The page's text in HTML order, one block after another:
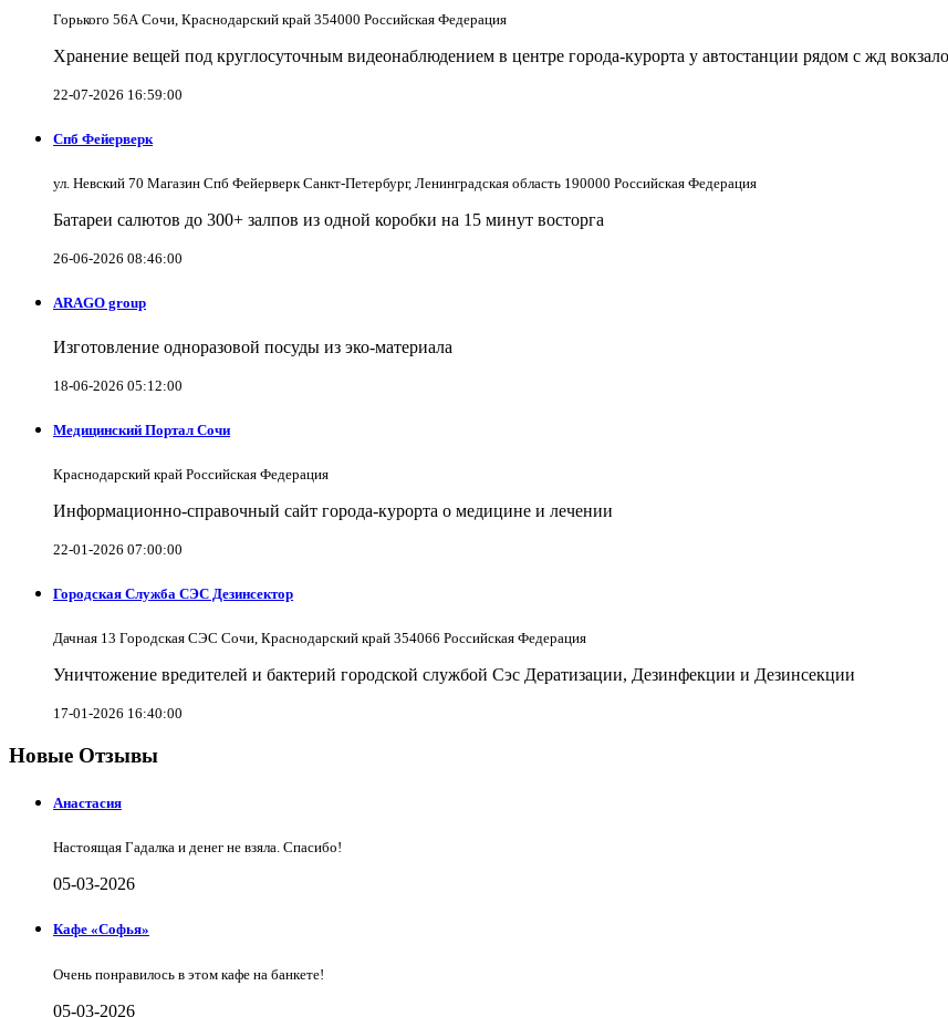
Горького 56А Сочи, Краснодарский край 354000 Российская Федерация
Хранение вещей под круглосуточным видеонаблюдением в центре города-курорта у автостанции рядом с жд
22-07-2026 16:59:00
Спб Фейерверк
ул. Невский 70 Магазин Спб Фейерверк Санкт-Петербург, Ленинградская область 190000 Российская Федерация
Батареи салютов до 300+ залпов из одной коробки на 15 минут восторга
26-06-2026 08:46:00
ARAGO group
Изготовление одноразовой посуды из эко-материала
18-06-2026 05:12:00
Медицинский Портал Сочи
Краснодарский край Российская Федерация
Информационно-справочный сайт города-курорта о медицине и лечении
22-01-2026 07:00:00
Городская Служба СЭС Дезинсектор
Дачная 13 Городская СЭС Сочи, Краснодарский край 354066 Российская Федерация
Уничтожение вредителей и бактерий городской службой Сэс Дератизации, Дезинфекции и Дезинсекции
17-01-2026 16:40:00
Новые Отзывы
Анастасия
Настоящая Гадалка и денег не взяла. Спасибо!
05-03-2026
Кафе «Софья»
Очень понравилось в этом кафе на банкете!
05-03-2026